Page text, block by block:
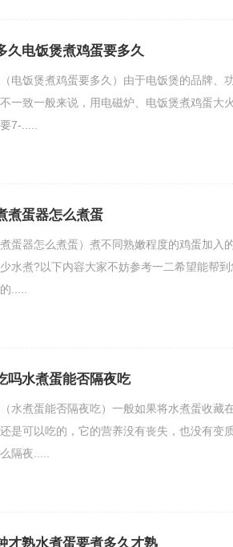
久电饭煲煮鸡蛋要多久
电饭煲煮鸡蛋要多久）由于电饭煲的品牌、
一致一般来说，用电磁炉、电饭煲煮鸡蛋大
7-.....
煮蛋器怎么煮蛋
蛋器怎么煮蛋）煮不同熟嫩程度的鸡蛋加入
水煮?以下内容大家不妨参考一二希望能帮
.....
吗水煮蛋能否隔夜吃
水煮蛋能否隔夜吃）一般如果将水煮蛋收藏
是可以吃的，它的营养没有丧失，也没有变
隔夜.....
才熟水煮蛋要煮多久才熟